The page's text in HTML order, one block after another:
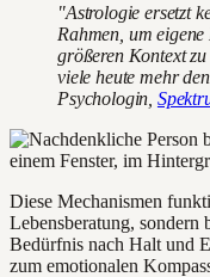
"Astrologie ersetzt
Rahmen, um
größeren Kontext
viele heute mehr
Psychologin,
Diese Mechanismen
Lebensberatung, sondern
Bedürfnis nach Halt und
zum emotionalen